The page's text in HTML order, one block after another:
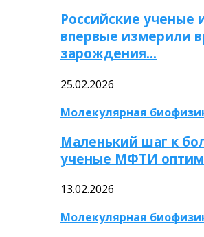
Российские
впервые измерили
зарождения…
25.02.2026
Молекулярная
Маленький шаг к
ученые МФТИ
13.02.2026
Молекулярная